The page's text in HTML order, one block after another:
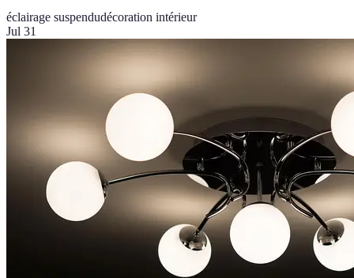
éclairage suspendudécoration intérieur
Jul 31